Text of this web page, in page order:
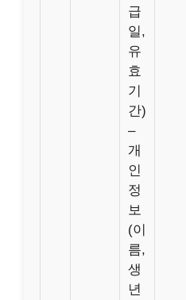
급
일,
유
효
기
간)
–
개
인
정
보
(이
름,
생
년